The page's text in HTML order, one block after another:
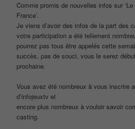
Comme promis de nouvelles infos sur
France’.
Je viens d’avoir des infos de la part des
votre participation a été tellement
pourrez pas tous être appelés cette
succès, pas de souci, vous le serez
prochaine.
Vous avez été nombreux à vous inscrire
d’infojeuxtv et
encore plus nombreux à vouloir savoir
casting.